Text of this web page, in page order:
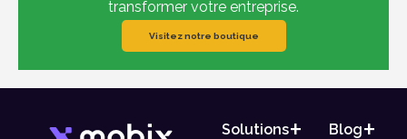
transformer votre entreprise.
Visitez notre boutique
Solutions Blog